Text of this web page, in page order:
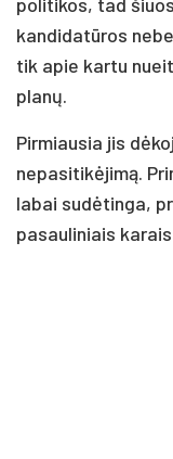
kandidatūros
tik apie kartu
planų.
Pirmiausia jis
nepasitikėjimą.
labai sudėtinga,
pasauliniais